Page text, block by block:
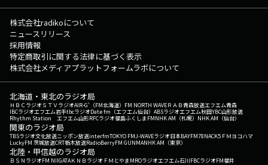
株式会社radikoについて
ニュースリリース
採用情報
特定商取引に関する法律に基づく表示
株式会社メディアプラットフォームラボについて
北海道・東北のラジオ局
ＨＢＣラジオＳＴＶラジオAIR-G'（FM北海道） FM NORTH WAVEＲＡＢ青森放送エフエム青森
IBCラジオエフエム岩手tbcラジオDate fm（エフエム仙台） ABSラジオエフエム秋田YBC山形放送
Rhythm Station エフエム山形RFCラジオ福島ふくしまFMNHK AM（札幌） NHK AM（仙台）
関東のラジオ局
TBSラジオ文化放送ニッポン放送interfmTOKYO FMJ-WAVEラジオ日本BAYFM78NACK5 ＦＭヨコハマ
LuckyFM 茨城放送CRT栃木放送RadioBerryFM GUNMANHK AM（東京）
北陸・甲信越のラジオ局
ＢＳＮラジオFM NIIGATAＫＮＢラジオ ＦＭとやまMROラジオエフエム石川FBCラジオFM福井